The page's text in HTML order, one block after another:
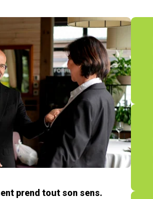
prend tout son sens.